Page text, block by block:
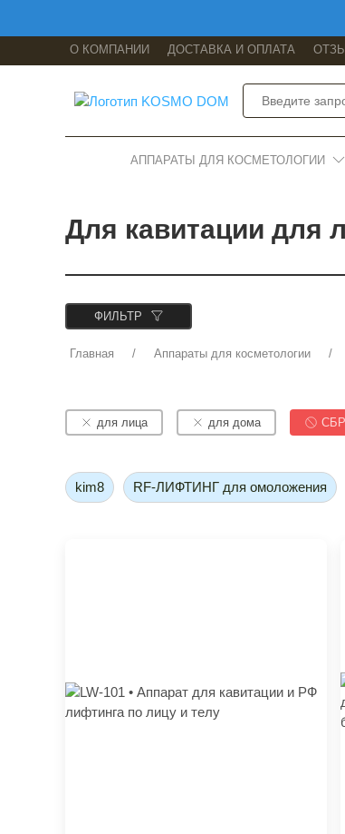
О КОМПАНИИ ДОСТАВКА И ОПЛАТА
АППАРАТЫ ДЛЯ КОСМЕТОЛОГИИ
Для кавитации для
ФИЛЬТР
Главная Аппараты для косметологии
для лица для дома
kim8 RF-ЛИФТИНГ для омоложения